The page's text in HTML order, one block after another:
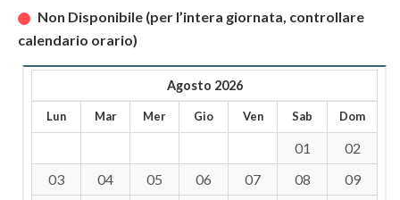
Non Disponibile (per l’intera giornata, controllare
calendario orario)
Agosto 2026
Lun Mar Mer Gio Ven Sab Dom
01
02
03
04 05 06 07 08
09